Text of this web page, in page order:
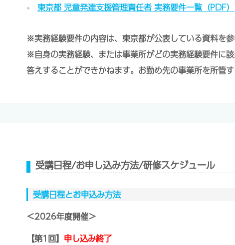
東京都 児童発達支援管理責任者 実務要件一覧（PDF）
※実務経験要件の内容は、東京都が公表している資料を参
※自身の実務経験、または事業所がどの実務経験要件に
答えすることができかねます。お勤め先の事業所を所管
受講日程/お申し込み方法/研修スケジュール
受講日程とお申込み方法
＜2026年度開催＞
【第1回】 申し込み終了